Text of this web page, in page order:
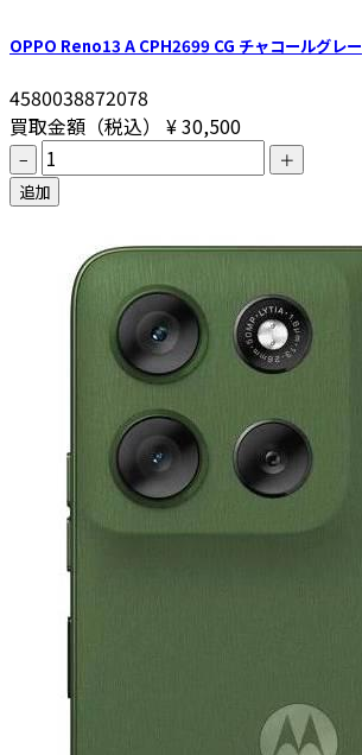
OPPO Reno13 A CPH2699 CG チャコールグレー
4580038872078
買取金額（税込）
¥ 30,500
−
＋
追加